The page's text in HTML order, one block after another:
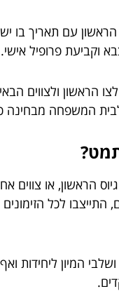
עם תאריך בו
וקביעת פרופיל אישי.
הראשון ולצווים
המשפחה
הראשון, או
התייצבו לכל
המיון